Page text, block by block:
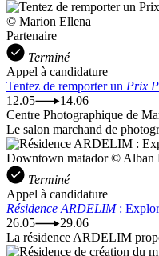
© Marion Ellena
Partenaire
Terminé
Appel à candidature
Tentez de remporter un Prix
12.05
14.06
Centre Photographique de
Le salon marchand de
Downtown matador © Alban
Terminé
Appel à candidature
Résidence ARDELIM:
26.05
29.06
La résidence ARDELIM